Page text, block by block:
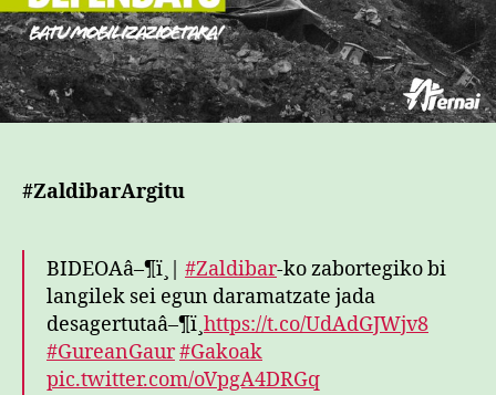
#ZaldibarArgitu
BIDEOAâ–¶ï¸| #Zaldibar-ko zabortegiko bi
langilek sei egun daramatzate jada
desagertutaâ–¶ï¸https://t.co/UdAdGJWjv8
#GureanGaur#Gakoak
pic.twitter.com/oVpgA4DRGq